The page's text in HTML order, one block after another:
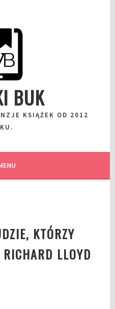
BUK
KSIĄŻEK OD 2012
KTÓRZY
LLOYD